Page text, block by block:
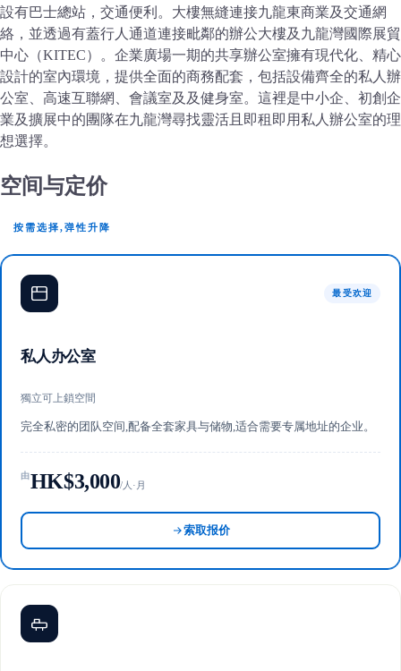
設有巴士總站，交通便利。大樓無縫連接九龍東商業及交通網
絡，並透過有蓋行人通道連接毗鄰的辦公大樓及九龍灣國際展貿
中心（KITEC）。企業廣場一期的共享辦公室擁有現代化、精心
設計的室內環境，提供全面的商務配套，包括設備齊全的私人辦
公室、高速互聯網、會議室及及健身室。這裡是中小企、初創企
業及擴展中的團隊在九龍灣尋找靈活且即租即用私人辦公室的理
想選擇。
空间与定价
按需选择,弹性升降
最受欢迎
私人办公室
獨立可上鎖空間
完全私密的团队空间,配备全套家具与储物,适合需要专属地址的企业。
由HK$3,000/人·月
索取报价